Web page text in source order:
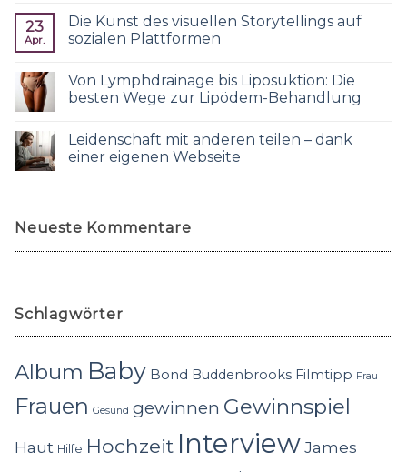
23
Apr.
Die Kunst des visuellen Storytellings auf
sozialen Plattformen
Von Lymphdrainage bis Liposuktion: Die
besten Wege zur Lipödem-Behandlung
Leidenschaft mit anderen teilen – dank
einer eigenen Webseite
Neueste Kommentare
Schlagwörter
Album Baby Bond Buddenbrooks Filmtipp Frau
Frauen Gesund gewinnen Gewinnspiel
Haut Hilfe Hochzeit InterviewJames